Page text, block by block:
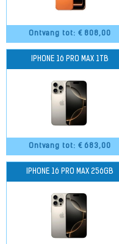
Ontvang tot: € 808,00
Ontvang tot: € 683,00
IPHONE 16 PRO MAX 1TB
IPHONE 16 PRO MAX 256GB